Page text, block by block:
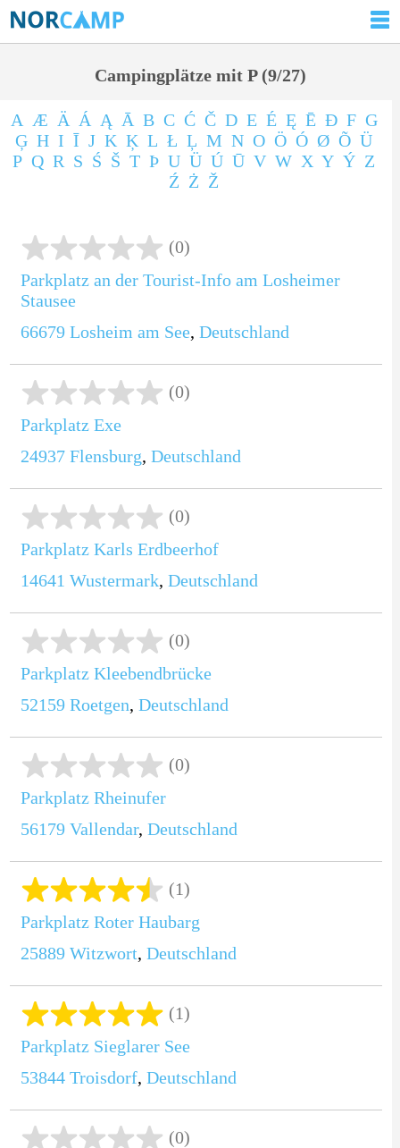
Campingplätze mit P (9/27)
A Æ Ä Á Ą Ā B C Ć Č D E É Ę Ē Ð F G
Ģ H I Ī J K Ķ L Ł Ļ M N O Ö Ó Ø Õ Ü
P Q R S Ś Š T Þ U Ü Ú Ū V W X Y Ý Z
Ź Ż Ž
(0)
Parkplatz an der Tourist-Info am Losheimer
Stausee
66679 Losheim am See, Deutschland
(0)
Parkplatz Exe
24937 Flensburg, Deutschland
(0)
Parkplatz Karls Erdbeerhof
14641 Wustermark, Deutschland
(0)
Parkplatz Kleebendbrücke
52159 Roetgen, Deutschland
(0)
Parkplatz Rheinufer
56179 Vallendar, Deutschland
(1)
Parkplatz Roter Haubarg
25889 Witzwort, Deutschland
(1)
Parkplatz Sieglarer See
53844 Troisdorf, Deutschland
(0)